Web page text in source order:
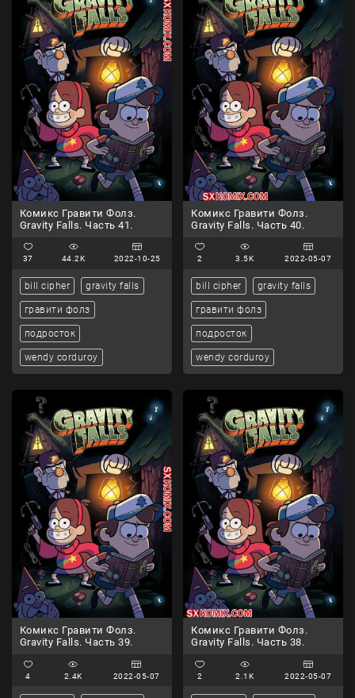
Комикс Гравити Фолз.
Gravity Falls. Часть 41.
37 44.2K 2022-10-25
bill cipher gravity falls
гравити фолз
подросток
wendy corduroy
Комикс Гравити Фолз.
Gravity Falls. Часть 40.
2 3.5K 2022-05-07
bill cipher gravity falls
гравити фолз
подросток
wendy corduroy
Комикс Гравити Фолз.
Gravity Falls. Часть 39.
4 2.4K 2022-05-07
Комикс Гравити Фолз.
Gravity Falls. Часть 38.
2 2.1K 2022-05-07